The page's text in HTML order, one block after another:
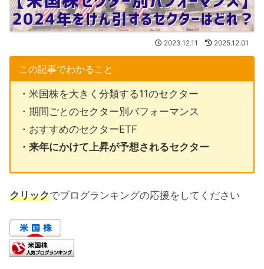
2023.12.11 2025.12.01
この記事でわかること
・米国株を大きく分類する11のセクター
・期間ごとのセクター別パフォーマンス
・おすすめのセクターETF
・来年にかけて上昇が予想されるセクター
クリックでブログランキングの応援をしてください